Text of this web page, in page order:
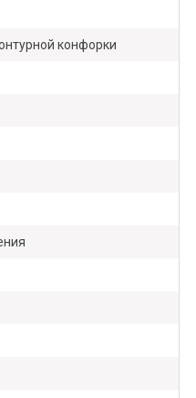
конфорки